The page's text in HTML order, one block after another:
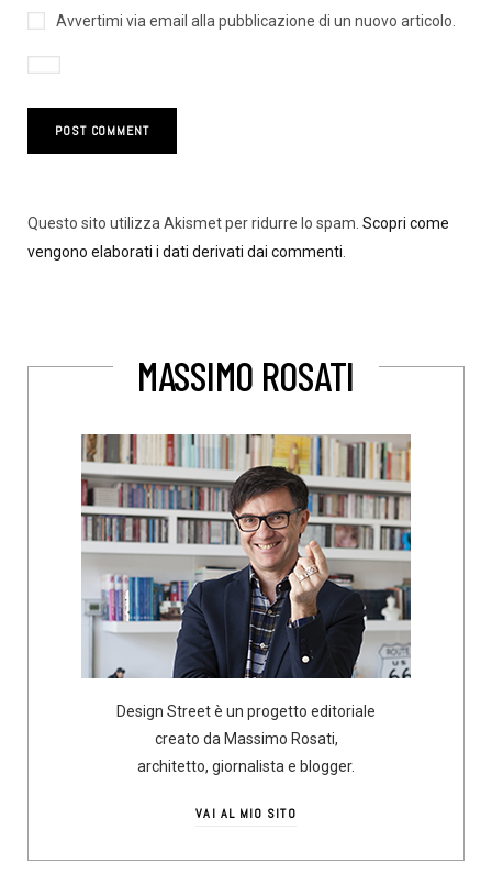
Avvertimi via email alla pubblicazione di un nuovo articolo.
Questo sito utilizza Akismet per ridurre lo spam. Scopri come
vengono elaborati i dati derivati dai commenti
MASSIMO ROSATI
Design Street è un progetto editoriale
creato da Massimo Rosati,
architetto, giornalista e blogger.
VAI AL MIO SITO